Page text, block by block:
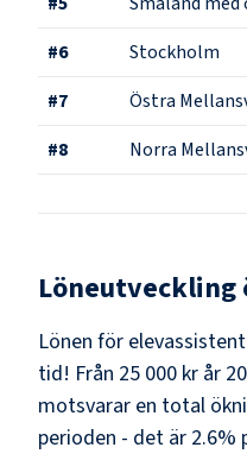
#6 Stockholm
#7 Östra
#8 Norra
Löneutveckling
Lönen för
tid! Från 25 000 kr år
motsvarar en total
perioden - det är